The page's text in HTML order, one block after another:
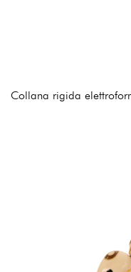
Collana rigida